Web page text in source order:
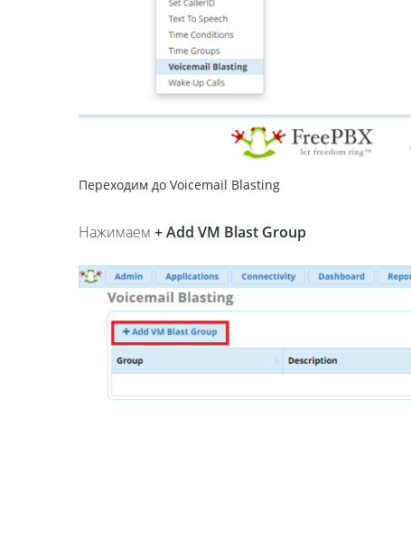
Переходим до Voicemail Blasting
Нажимаем + Add VM Blast Group